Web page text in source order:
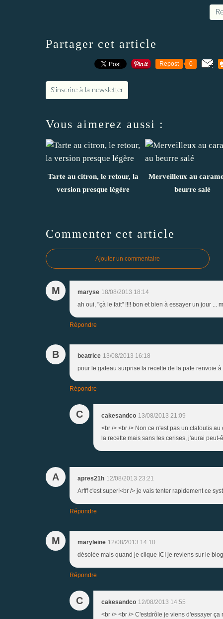
Partager cet article
Repost 0
S'inscrire à la newsletter
Vous aimerez aussi :
Tarte au citron, le retour, la
version presque légère
Merveilleux au
beurre salé
Commenter cet article
Ajouter un commentaire
M maryse 18/08/2013 18:14
ah oui, "çà le fait" !!!! bon et bien à essayer un jour ...
Répondre
B beatrice 13/08/2013 16:18
pour le gateau surprise la recette de la pate renvoie
Répondre
C cakesandco 13/08/2013 21:09
<br /> <br /> Non ce n'est pas un clafoutis
la recette mais sans les cerises, j'aurai peut-
A apres21h 12/08/2013 23:21
Arfff c'est super!<br /> je vais tenter rapidement ce
Répondre
M maryleine 12/08/2013 14:10
désolée mais quand je clique ICI je reviens sur le blog
Répondre
C cakesandco 12/08/2013 14:55
<br /> <br /> C'estdrôle je viens d'essayer